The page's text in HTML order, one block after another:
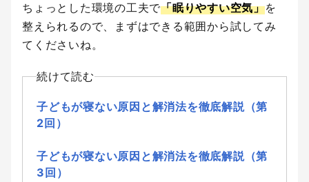
ちょっとした環境の工夫で「眠りやすい空気」を
整えられるので、まずはできる範囲から試してみ
てくださいね。
続けて読む
子どもが寝ない原因と解消法を徹底解説（第
2回）
子どもが寝ない原因と解消法を徹底解説（第
3回）